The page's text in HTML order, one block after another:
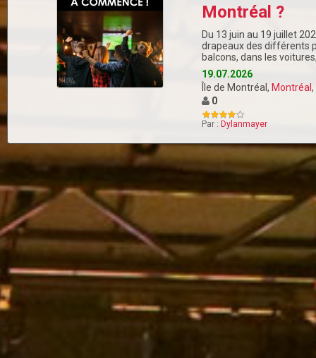
Montréal ?
Du 13 juin au 19 juillet
drapeaux des différents
balcons, dans les
19.07.2026
Île de Montréal, Montréal ,
0
Par : Dylanmayer